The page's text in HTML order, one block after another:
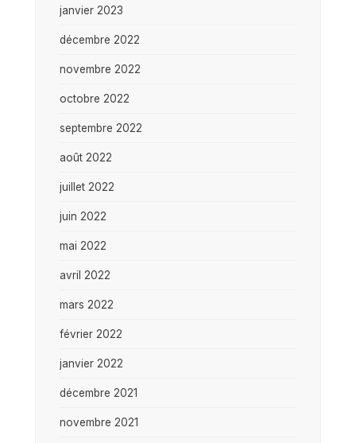
janvier 2023
décembre 2022
novembre 2022
octobre 2022
septembre 2022
août 2022
juillet 2022
juin 2022
mai 2022
avril 2022
mars 2022
février 2022
janvier 2022
décembre 2021
novembre 2021